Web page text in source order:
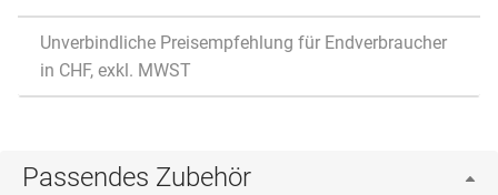
Unverbindliche Preisempfehlung für Endverbraucher
in CHF, exkl. MWST
Passendes Zubehör